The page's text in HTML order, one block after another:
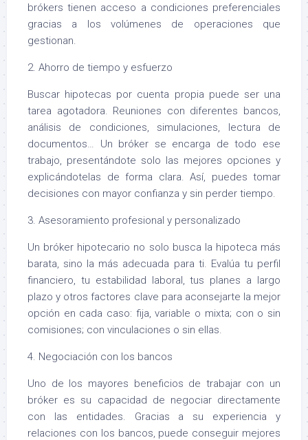
brókers tienen acceso a condiciones preferenciales
gracias a los volúmenes de operaciones que
gestionan.
2. Ahorro de tiempo y esfuerzo
Buscar hipotecas por cuenta propia puede ser una
tarea agotadora. Reuniones con diferentes bancos,
análisis de condiciones, simulaciones, lectura de
documentos… Un bróker se encarga de todo ese
trabajo, presentándote solo las mejores opciones y
explicándotelas de forma clara. Así, puedes tomar
decisiones con mayor confianza y sin perder tiempo.
3. Asesoramiento profesional y personalizado
Un bróker hipotecario no solo busca la hipoteca más
barata, sino la más adecuada para ti. Evalúa tu perfil
financiero, tu estabilidad laboral, tus planes a largo
plazo y otros factores clave para aconsejarte la mejor
opción en cada caso: fija, variable o mixta; con o sin
comisiones; con vinculaciones o sin ellas.
4. Negociación con los bancos
Uno de los mayores beneficios de trabajar con un
bróker es su capacidad de negociar directamente
con las entidades. Gracias a su experiencia y
relaciones con los bancos, puede conseguir mejores